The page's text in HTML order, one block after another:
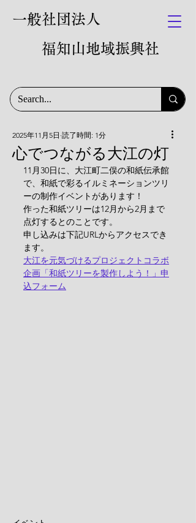
一般社団法人
福知山地域振興社
心でつながる大江の灯
2025年11月5日 読了時間: 1分
11月30日に、大江町二俣の和紙伝承館
で、和紙で彩るイルミネーションツリ
ーの制作イベントがあります！
作った和紙ツリーは12月から2月まで
点灯するとのことです。
申し込みは下記URLからアクセスでき
ます。
大江を元気づけるプロジェクトコラボ
企画「和紙ツリーを製作しよう！」申
込フォーム